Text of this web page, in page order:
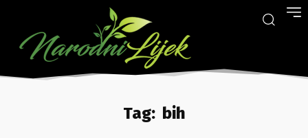
Tag: bih